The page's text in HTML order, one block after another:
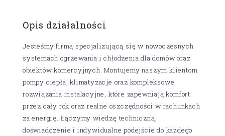
Opis działalności
Jesteśmy firmą specjalizującą się w nowoczesnych
systemach ogrzewania i chłodzenia dla domów oraz
obiektów komercyjnych. Montujemy naszym klientom
pompy ciepła, klimatyzacje oraz kompleksowe
rozwiązania instalacyjne, które zapewniają komfort
przez cały rok oraz realne oszczędności w rachunkach
za energię. Łączymy wiedzę techniczną,
doświadczenie i indywidualne podejście do każdego